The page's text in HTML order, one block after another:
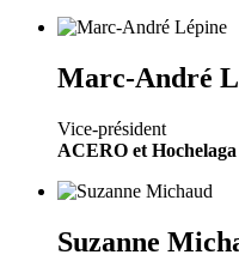
Marc-André
Vice-président
ACERO et
Suzanne